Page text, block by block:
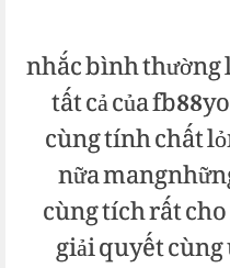
nhắc bình
tất cả của
cùng tính chất
nữa
cùng tích rất
giải quyết